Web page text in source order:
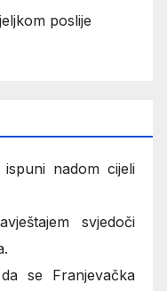
poslije
nadom cijeli
svjedoči
da se Franjevačka